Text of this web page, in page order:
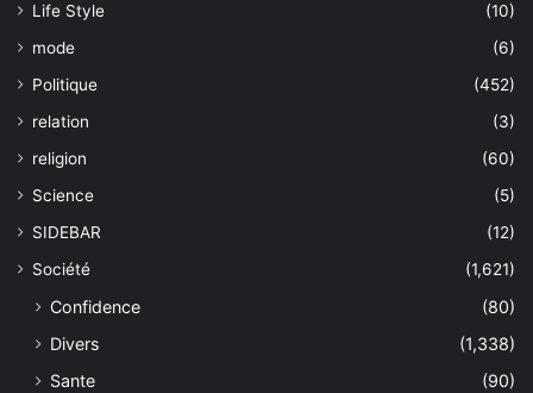
Life Style
(10)
mode
(6)
Politique
(452)
relation
(3)
religion
(60)
Science
(5)
SIDEBAR
(12)
Société
(1,621)
Confidence
(80)
Divers
(1,338)
Sante
(90)